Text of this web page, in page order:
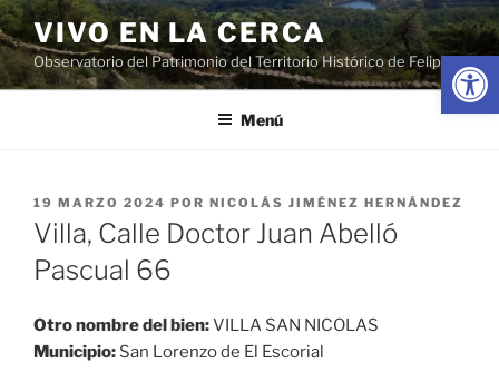
Abrir
Saltar
al
contenido
VIVO EN LA CERCA
Observatorio del Patrimonio del Territorio Histórico de Felipe II
Menú
PUBLICADO
EL
19 MARZO 2024 POR NICOLÁS JIMÉNEZ HERNÁNDEZ
Villa, Calle Doctor Juan Abelló
Pascual 66
Otro nombre del bien:VILLA SAN NICOLAS
Municipio: San Lorenzo de El Escorial